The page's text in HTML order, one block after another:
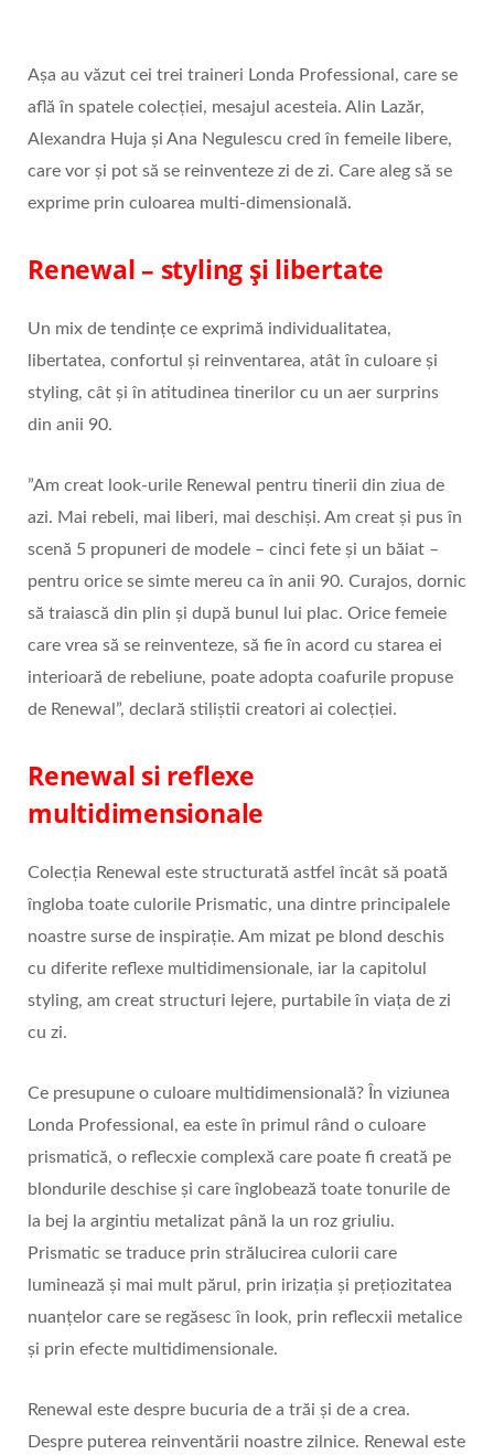
Așa au văzut cei trei traineri Londa Professional, care se
află în spatele colecției, mesajul acesteia. Alin Lazăr,
Alexandra Huja și Ana Negulescu cred în femeile libere,
care vor și pot să se reinventeze zi de zi. Care aleg să se
exprime prin culoarea multi-dimensională.
Renewal – styling și libertate
Un mix de tendințe ce exprimă individualitatea,
libertatea, confortul și reinventarea, atât în culoare și
styling, cât și în atitudinea tinerilor cu un aer surprins
din anii 90.
”Am creat look-urile Renewal pentru tinerii din ziua de
azi. Mai rebeli, mai liberi, mai deschiși. Am creat și pus în
scenă 5 propuneri de modele – cinci fete și un băiat –
pentru orice se simte mereu ca în anii 90. Curajos, dornic
să traiască din plin și după bunul lui plac. Orice femeie
care vrea să se reinventeze, să fie în acord cu starea ei
interioară de rebeliune, poate adopta coafurile propuse
de Renewal”, declară stiliștii creatori ai colecției.
Renewal si reflexe
multidimensionale
Colecția Renewal este structurată astfel încât să poată
îngloba toate culorile Prismatic, una dintre principalele
noastre surse de inspirație. Am mizat pe blond deschis
cu diferite reflexe multidimensionale, iar la capitolul
styling, am creat structuri lejere, purtabile în viața de zi
cu zi.
Ce presupune o culoare multidimensională? În viziunea
Londa Professional, ea este în primul rând o culoare
prismatică, o reflecxie complexă care poate fi creată pe
blondurile deschise și care înglobează toate tonurile de
la bej la argintiu metalizat până la un roz griuliu.
Prismatic se traduce prin strălucirea culorii care
luminează și mai mult părul, prin irizația și prețiozitatea
nuanțelor care se regăsesc în look, prin reflecxii metalice
și prin efecte multidimensionale.
Renewal este despre bucuria de a trăi și de a crea.
Despre puterea reinventării noastre zilnice. Renewal este